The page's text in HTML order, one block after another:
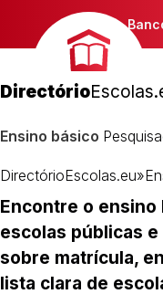
Directório
Ensino básico
DirectórioEscolas.eu»
Encontre o ensino
escolas públicas
sobre matrícula,
lista clara de